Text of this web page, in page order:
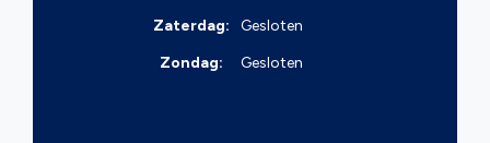
Zaterdag:
Gesloten
Zondag:
Gesloten